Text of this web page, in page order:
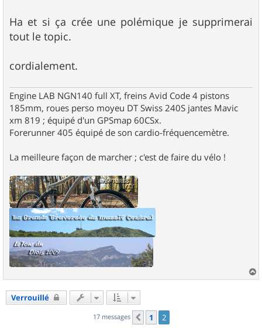
Ha et si ça crée une polémique je supprimerai
tout le topic.
cordialement.
Engine LAB NGN140 full XT, freins Avid Code 4 pistons
185mm, roues perso moyeu DT Swiss 240S jantes Mavic
xm 819 ; équipé d'un GPSmap 60CSx.
Forerunner 405 équipé de son cardio-fréquencemètre.
La meilleure façon de marcher ; c'est de faire du vélo !
a
Verrouillé
17 messages Précédent
1 2